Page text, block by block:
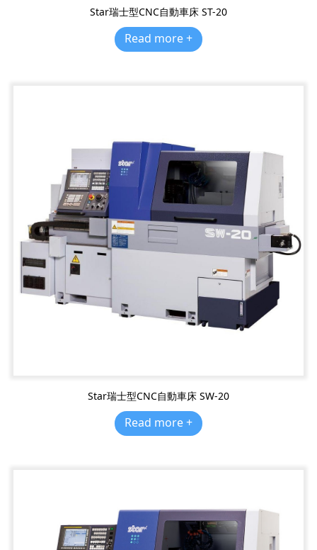
Star瑞士型CNC自動車床 ST-20
Read more +
Star瑞士型CNC自動車床 SW-20
Read more +